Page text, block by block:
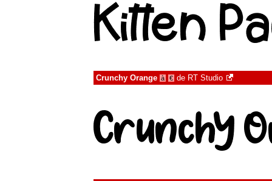
Crunchy Orange à € de RT Studio